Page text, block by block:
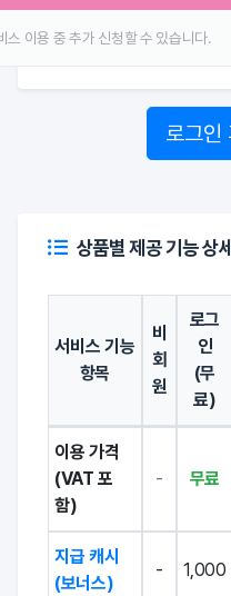
스 이용 중 추가 신청할 수 있습니다.
로그인
상품별 제공 기능 상세
서비스 기능
항목
비
회
원
로그
인
(무
료)
이용 가격
(VAT 포
함)
- 무료
지급 캐시
(보너스)
- 1,000